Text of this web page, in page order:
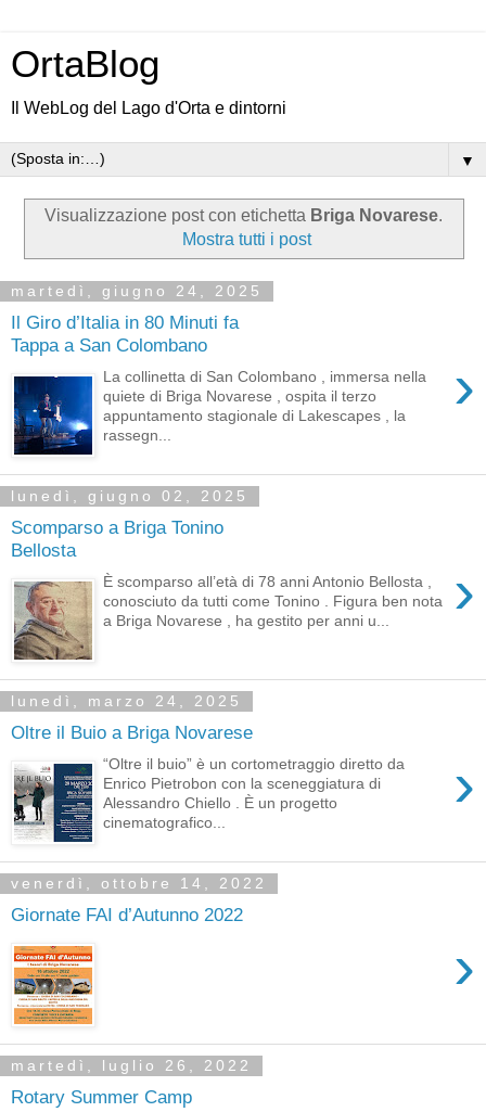
OrtaBlog
Il WebLog del Lago d'Orta e dintorni
▼
Visualizzazione post con etichetta Briga Novarese.
Mostra tutti i post
martedì, giugno 24, 2025
Il Giro d’Italia in 80 Minuti fa
Tappa a San Colombano
›
La collinetta di San Colombano , immersa nella
quiete di Briga Novarese , ospita il terzo
appuntamento stagionale di Lakescapes , la
rassegn...
lunedì, giugno 02, 2025
Scomparso a Briga Tonino
Bellosta
›
È scomparso all’età di 78 anni Antonio Bellosta ,
conosciuto da tutti come Tonino . Figura ben nota
a Briga Novarese , ha gestito per anni u...
lunedì, marzo 24, 2025
Oltre il Buio a Briga Novarese
›
“Oltre il buio” è un cortometraggio diretto da
Enrico Pietrobon con la sceneggiatura di
Alessandro Chiello . È un progetto
cinematografico...
venerdì, ottobre 14, 2022
Giornate FAI d’Autunno 2022
›
martedì, luglio 26, 2022
Rotary Summer Camp